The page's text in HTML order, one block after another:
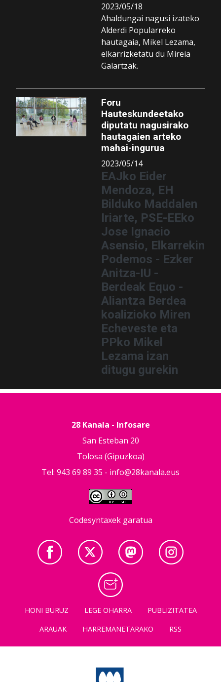
2023/05/18
Ahaldungai nagusi izateko
Alderdi Popularreko
hautagaia, Mikel Lezama,
elkarrizketatu du Mireia
Galartzak.
Foru
Hauteskundeetako
diputatu nagusirako
hautagaien arteko
mahai-ingurua
2023/05/14
EAJko Eider
Mendoza, EH
Bilduko Maddalen
Iriarte, PSE-EEko
Jose Ignacio
Asensio, Elkarrekin
Podemos - Ezker
Anitza-IU -
Berdeak Equo -
Aliantza Berdea
koalizioko Miren
Echeveste eta
PPko Mikel
Lezama izan
ditugu gurekin
28 Kanala - Infosare
San Esteban 20
Tolosa (Gipuzkoa)
Tel: 943 69 89 35 - info@28kanala.eus
Codesyntaxek garatua
HONI BURUZ LEGE OHARRA
PUBLIZITATEA
ARAUAK
HARREMANETARAKO RSS